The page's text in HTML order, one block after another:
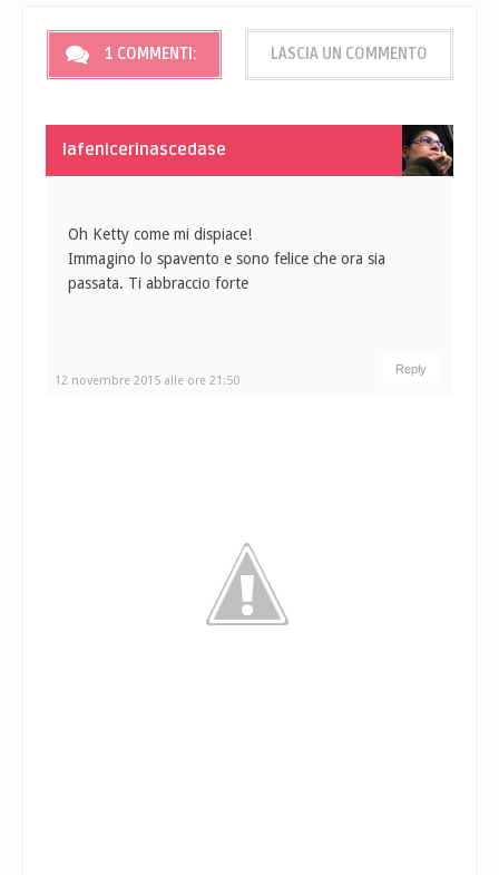
1 COMMENTI: LASCIA UN COMMENTO
lafenicerinascedase
12 novembre 2015 alle ore 21:50
Oh Ketty come mi dispiace!
Immagino lo spavento e sono felice che ora sia
passata. Ti abbraccio forte
Reply